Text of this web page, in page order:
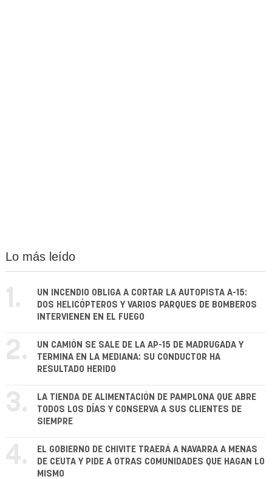
Lo más leído
1.
UN INCENDIO OBLIGA A CORTAR LA AUTOPISTA A-15:
DOS HELICÓPTEROS Y VARIOS PARQUES DE BOMBEROS
INTERVIENEN EN EL FUEGO
2.
UN CAMIÓN SE SALE DE LA AP-15 DE MADRUGADA Y
TERMINA EN LA MEDIANA: SU CONDUCTOR HA
RESULTADO HERIDO
3.
LA TIENDA DE ALIMENTACIÓN DE PAMPLONA QUE ABRE
TODOS LOS DÍAS Y CONSERVA A SUS CLIENTES DE
SIEMPRE
4.
EL GOBIERNO DE CHIVITE TRAERÁ A NAVARRA A MENAS
DE CEUTA Y PIDE A OTRAS COMUNIDADES QUE HAGAN LO
MISMO